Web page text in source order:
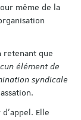
même de la
retenant que
élément de
syndicale
Elle